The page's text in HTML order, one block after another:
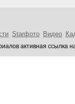
Starфото Видео
активная ссылка